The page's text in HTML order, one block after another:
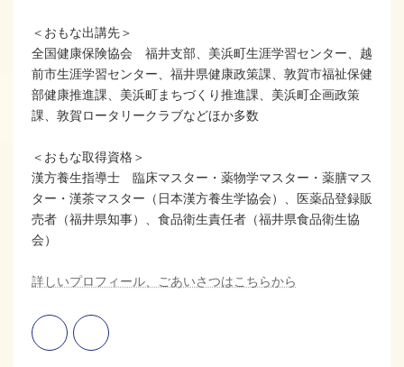
＜おもな出講先＞
全国健康保険協会 福井支部、美浜町生涯学習センター、越
前市生涯学習センター、福井県健康政策課、敦賀市福祉保健
部健康推進課、美浜町まちづくり推進課、美浜町企画政策
課、敦賀ロータリークラブなどほか多数
＜おもな取得資格＞
漢方養生指導士 臨床マスター・薬物学マスター・薬膳マス
ター・漢茶マスター（日本漢方養生学協会）、医薬品登録販
売者（福井県知事）、食品衛生責任者（福井県食品衛生協
会）
詳しいプロフィール、ごあいさつはこちらから